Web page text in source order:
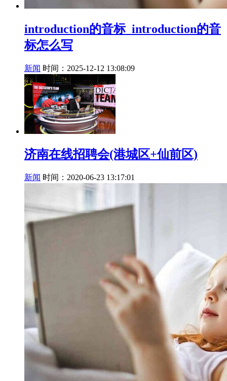
introduction的音标_introduction的音
标怎么写
新闻 时间：2025-12-12 13:08:09
济南在线招聘会(港城区+仙前区)
新闻 时间：2020-06-23 13:17:01